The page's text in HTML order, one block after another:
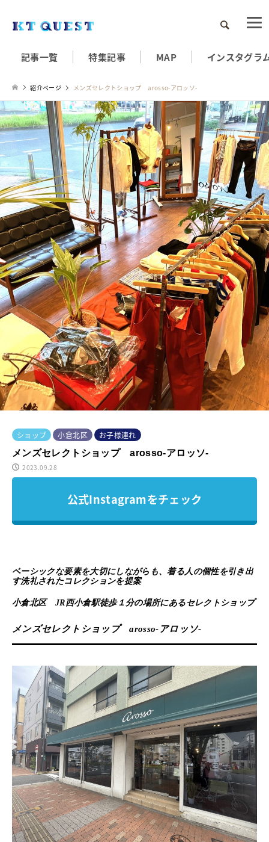
検索
記事一覧 特集記事 MAP インスタグラ
紹介ページ メンズセレクトショップ arosso-アロッソ-
ショップ 小倉北区
お子様連れ
メンズセレクトショップ arosso-アロッソ-
2023.09.28
公式Instagramをチェック
ベーシックな要素を大切にしながらも、着る人の個性を引き出
す洗礼されたコレクションを提案
小倉北区 JR西小倉駅徒歩１分の場所にあるセレクトショップ
メンズセレクトショップ arosso-アロッソ-